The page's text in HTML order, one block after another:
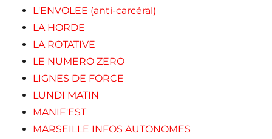
L'ENVOLEE (anti-carcéral)
LA HORDE
LA ROTATIVE
LE NUMERO ZERO
LIGNES DE FORCE
LUNDI MATIN
MANIF'EST
MARSEILLE INFOS AUTONOMES